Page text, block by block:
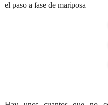
el paso a fase de mariposa